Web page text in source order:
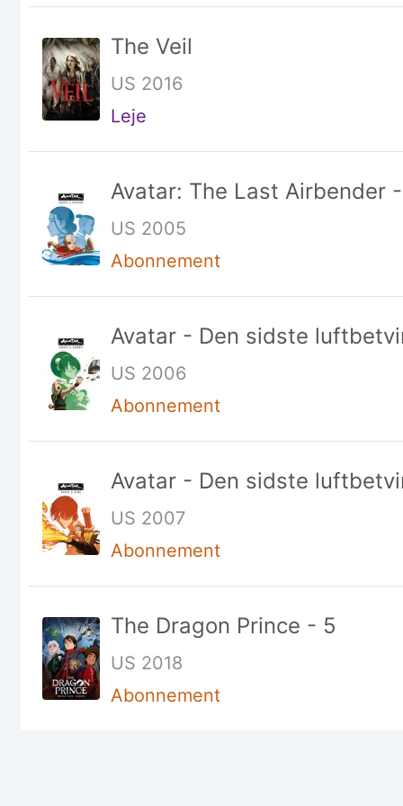
The Veil
US 2016
Leje
Avatar: The Last Airbender
US 2005
Abonnement
Avatar - Den sidste
US 2006
Abonnement
Avatar - Den sidste
US 2007
Abonnement
The Dragon Prince - 5
US 2018
Abonnement